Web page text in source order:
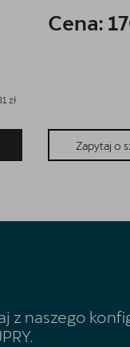
zł
Cena:
Zapytaj o
z naszego